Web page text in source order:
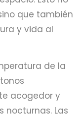
que también
y vida al
de la
acogedor y
nocturnas. Las